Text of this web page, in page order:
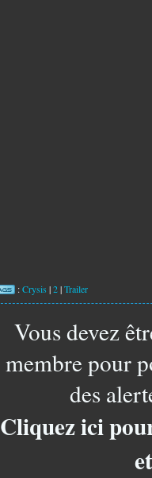
:Crysis |2|Trailer
Vous devez
membre pour
des
Cliquez ici